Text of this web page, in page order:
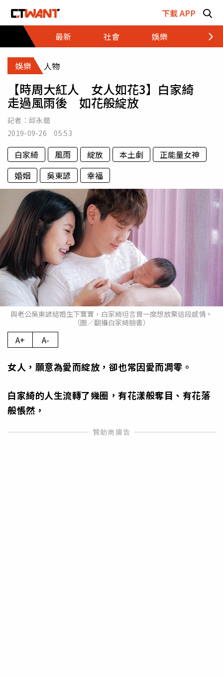
下載 APP
最新
社會 娛樂 財經
娛樂 人物
【時周大紅人 女人如花3】白家綺
走過風雨後 如花般綻放
記者： 邱永鍇
2019-09-26 05:53
白家綺 風雨 綻放 本土劇
正能量女神
婚姻
吳東諺 幸福
與老公吳東諺結婚生下寶寶，白家綺坦言曾一度想放棄這段感情。
（圖／翻攝白家綺臉書）
A+ A-
女人，願意為愛而綻放，卻也常因愛而凋零。
白家綺的人生流轉了幾圈，有花漾般奪目、有花落
般悵然，